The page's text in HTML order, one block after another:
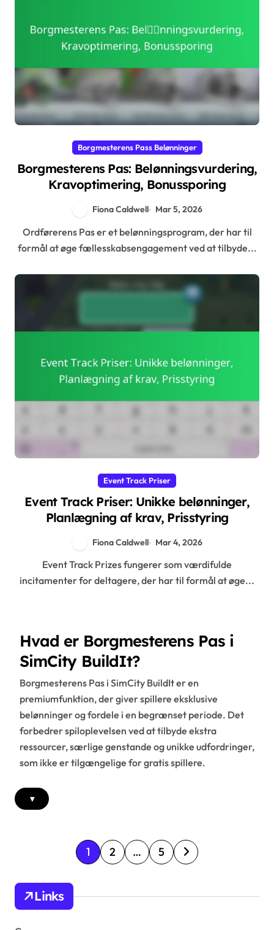
Borgmesterens Pass Belønninger
Borgmesterens Pas: Belønningsvurdering,
Kravoptimering, Bonussporing
Fiona Caldwell Mar 5, 2026
Ordførerens Pas er et belønningsprogram, der har til
formål at øge fællesskabsengagement ved at tilbyde...
Event Track Priser
Event Track Priser: Unikke belønninger,
Planlægning af krav, Prisstyring
Fiona Caldwell Mar 4, 2026
Event Track Prizes fungerer som værdifulde
incitamenter for deltagere, der har til formål at øge...
Hvad er Borgmesterens Pas i
SimCity BuildIt?
Borgmesterens Pas i SimCity BuildIt er en
premiumfunktion, der giver spillere eksklusive
belønninger og fordele i en begrænset periode. Det
forbedrer spiloplevelsen ved at tilbyde ekstra
ressourcer, særlige genstande og unikke udfordringer,
som ikke er tilgængelige for gratis spillere.
▾
P
o
1 2 … 5
Links